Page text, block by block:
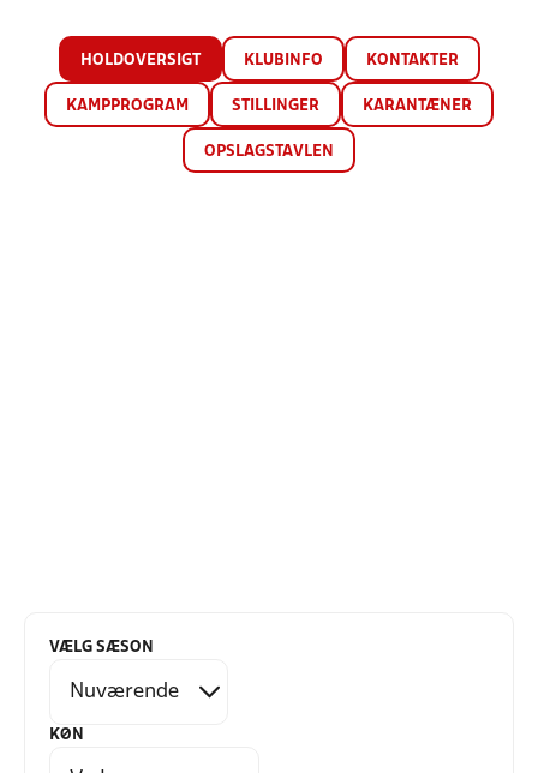
HOLDOVERSIGT KLUBINFO KONTAKTER
KAMPPROGRAM STILLINGER KARANTÆNER
OPSLAGSTAVLEN
VÆLG SÆSON
KØN